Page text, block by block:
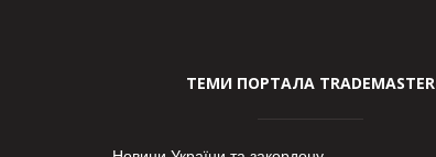
ТЕМИ ПОРТАЛА TRADEMASTER